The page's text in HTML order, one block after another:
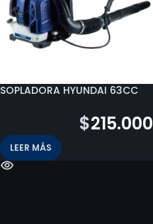
SOPLADORA HYUNDAI 63CC
$215.000
LEER MÁS